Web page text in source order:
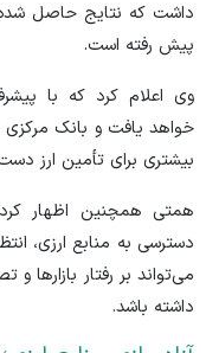
داشت که نتایج حاصل
پیش رفته است.
وی اعلام کرد که با
خواهد یافت و بانک
بیشتری برای تأمین ارز
همتی همچنین اظهار
دسترسی به منابع ارزی،
می‌تواند بر رفتار بازار‌ها
داشته باشد.